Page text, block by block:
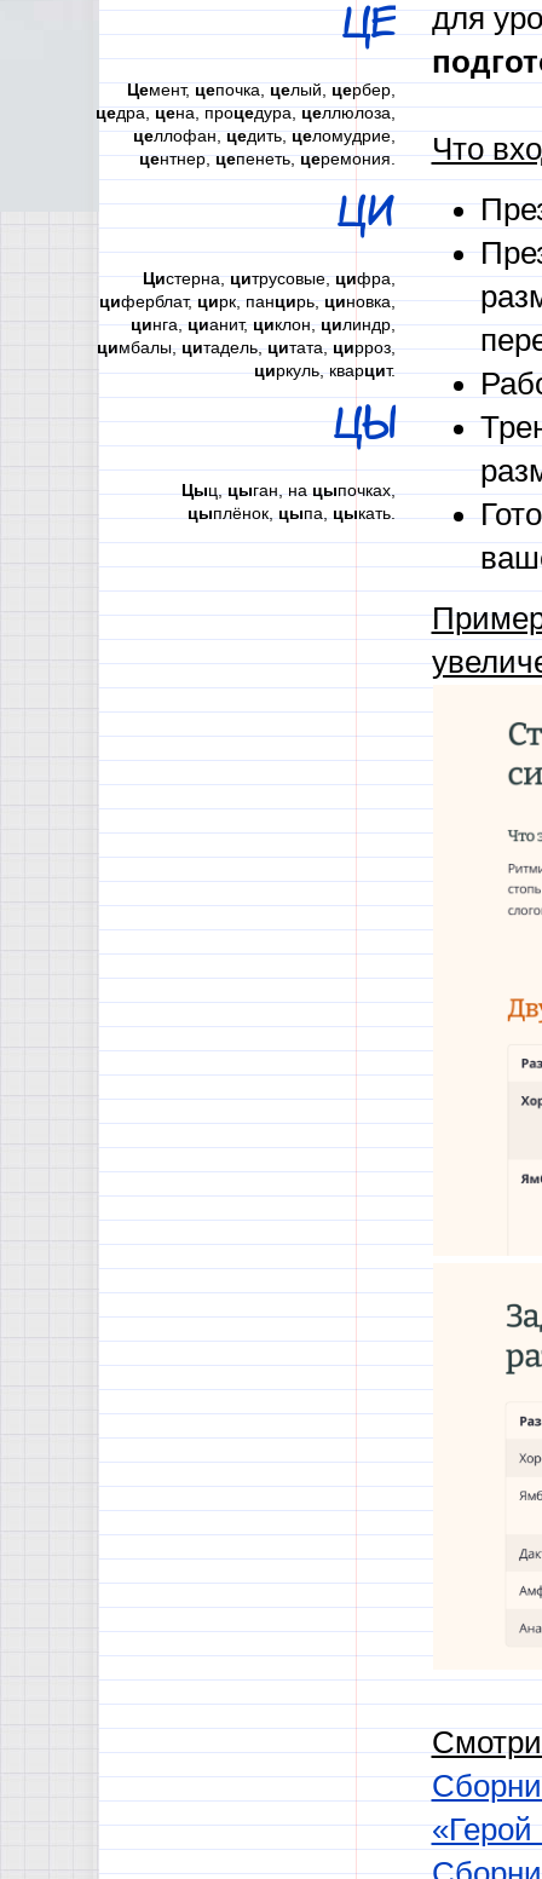
ЦЕ
Цемент,цепочка,целый,цербер,
цедра,цена, процедура,целлюлоза,
целлофан,цедить,целомудрие,
центнер,цепенеть,церемония.
ЦИ
Цистерна,цитрусовые,цифра,
циферблат,цирк, панцирь,циновка,
цинга,цианит,циклон,цилиндр,
цимбалы,цитадель,цитата,цирроз,
циркуль, кварцит.
ЦЫ
Цыц,цыган, нацыпочках,
цыплёнок, цыпа, цыкать.
для
Что